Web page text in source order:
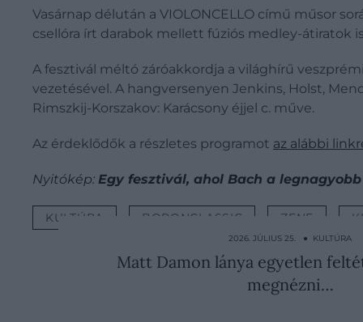
Vasárnap délután a VIOLONCELLO című műsor
csellóra írt darabok mellett fúziós medley-átiratok
A fesztivál méltó záróakkordja a világhírű
vezetésével. A hangversenyen Jenkins, Holst,
Rimszkij-Korszakov: Karácsony éjjel c. műve.
Az érdeklődők a részletes programot az alábbi
Nyitókép: Egy fesztivál, ahol Bach a
KULTÚRA BORONCLASSIC ZENE
2026. JÚLIUS 25. ● KULTÚRA
Matt Damon lánya egyetlen
megnézni…